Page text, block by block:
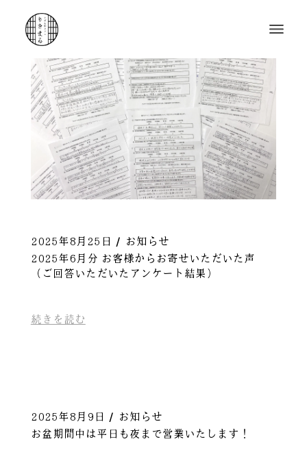
2025年8月25日
お知らせ
2025年6月分 お客様からお寄せいただいた声
（ご回答いただいたアンケート結果）
続きを読む
2025年8月9日
お知らせ
お盆期間中は平日も夜まで営業いたします！